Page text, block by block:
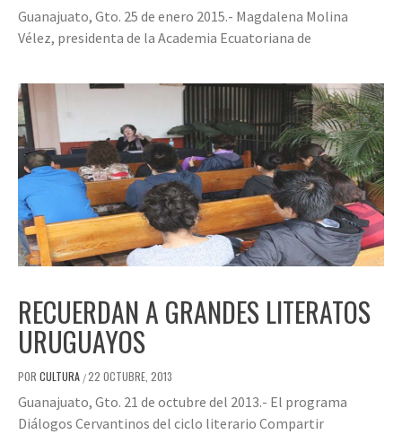
Guanajuato, Gto. 25 de enero 2015.- Magdalena Molina
Vélez, presidenta de la Academia Ecuatoriana de
RECUERDAN A GRANDES LITERATOS
URUGUAYOS
POR CULTURA /22 OCTUBRE, 2013
Guanajuato, Gto. 21 de octubre del 2013.- El programa
Diálogos Cervantinos del ciclo literario Compartir